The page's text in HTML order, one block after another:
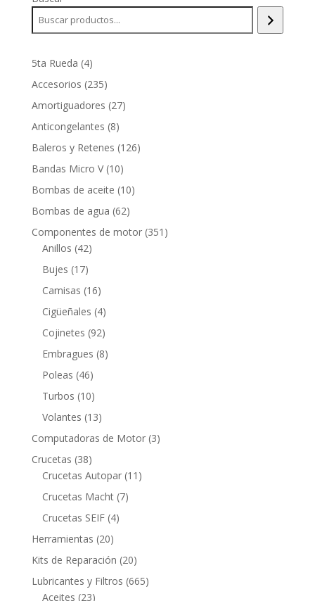
5ta Rueda 44
productos
Accesorios 235235
productos
Amortiguadores 2727
Anticongelantes 88
productos
Baleros y Retenes 126126
Bandas Micro V 1010
productos
Bombas de aceite 1010
Bombas de agua 6262
productos
Componentes de motor 351 351
Anillos 4242
Bujes 1717
productos
Camisas 1616
productos
Cigüeñales 44
productos
Cojinetes 9292
productos
Embragues 88
Poleas 4646
productos
Turbos 1010
productos
Volantes 1313
productos
Computadoras de Motor 33
Crucetas 3838
productos
Crucetas Autopar 11 11
Crucetas Macht 77
Crucetas SEIF 44
Herramientas 2020
productos
Kits de Reparación 2020
productos
Lubricantes y Filtros 665665
Aceites 2323